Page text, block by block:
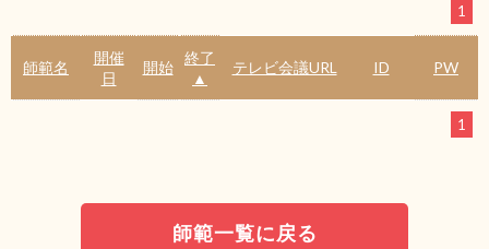
1
師範名
開催
日
開始
終了
▲
テレビ会議URL ID PW
1
師範一覧に戻る